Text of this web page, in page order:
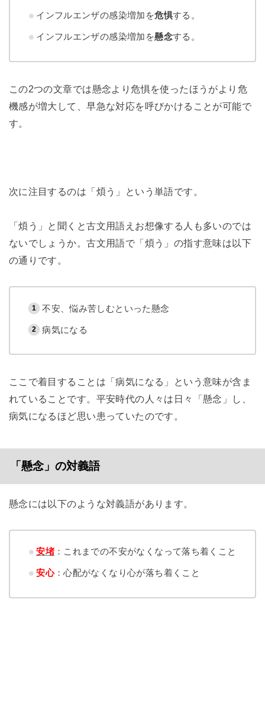
インフルエンザの感染増加を危惧する。
インフルエンザの感染増加を懸念する。
この2つの文章では懸念より危惧を使ったほうがより危
機感が増大して、早急な対応を呼びかけることが可能で
す。
次に注目するのは「煩う」という単語です。
「煩う」と聞くと古文用語えお想像する人も多いのでは
ないでしょうか。古文用語で「煩う」の指す意味は以下
の通りです。
不安、悩み苦しむといった懸念
病気になる
ここで着目することは「病気になる」という意味が含ま
れていることです。平安時代の人々は日々「懸念」し、
病気になるほど思い患っていたのです。
「懸念」の対義語
懸念には以下のような対義語があります。
安堵：これまでの不安がなくなって落ち着くこと
安心：心配がなくなり心が落ち着くこと